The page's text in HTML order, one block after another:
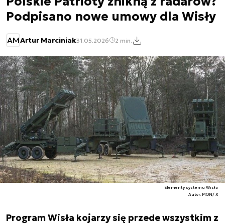
Podpisano nowe umowy dla Wisły
AMArtur Marciniak31.05.2026 2 min.
Elementy systemu Wisła
Autor. MON/ X
Program Wisła kojarzy się przede wszystkim z